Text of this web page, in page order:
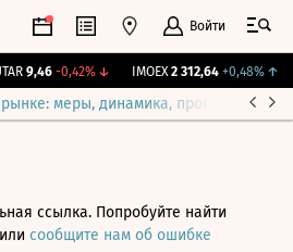
Войти
9,46 -0,42%↓ IMOEX 2 312,64 +0,48%↑
меры, динамика, прогнозы
ссылка. Попробуйте найти
сообщите нам об ошибке